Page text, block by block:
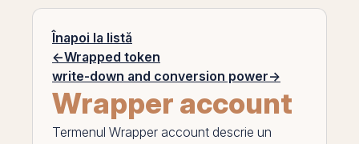
Înapoi la listă
←Wrapped token
write-down and conversion power→
Wrapper account
Termenul Wrapper account descrie un